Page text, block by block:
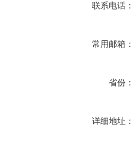
联系电话：
常用邮箱：
省份：
详细地址：